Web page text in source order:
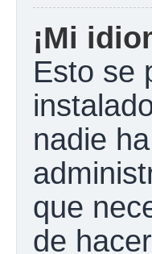
¡Mi
Esto se
nadie
que
de